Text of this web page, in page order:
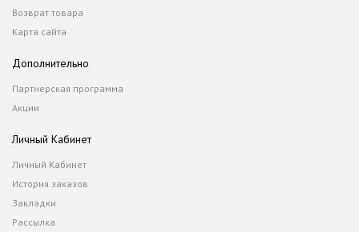
Возврат товара
Карта сайта
Дополнительно
Партнерская программа
Акции
Личный Кабинет
Личный Кабинет
История заказов
Закладки
Рассылка